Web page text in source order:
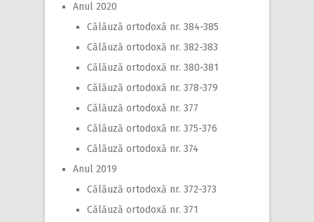
Anul 2020
Călăuză ortodoxă nr. 384-385
Călăuză ortodoxă nr. 382-383
Călăuză ortodoxă nr. 380-381
Călăuză ortodoxă nr. 378-379
Călăuză ortodoxă nr. 377
Călăuză ortodoxă nr. 375-376
Călăuză ortodoxă nr. 374
Anul 2019
Călăuză ortodoxă nr. 372-373
Călăuză ortodoxă nr. 371